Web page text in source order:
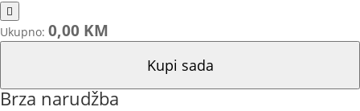
Ukupno: 0,00 KM
Kupi sada
Brza narudžba